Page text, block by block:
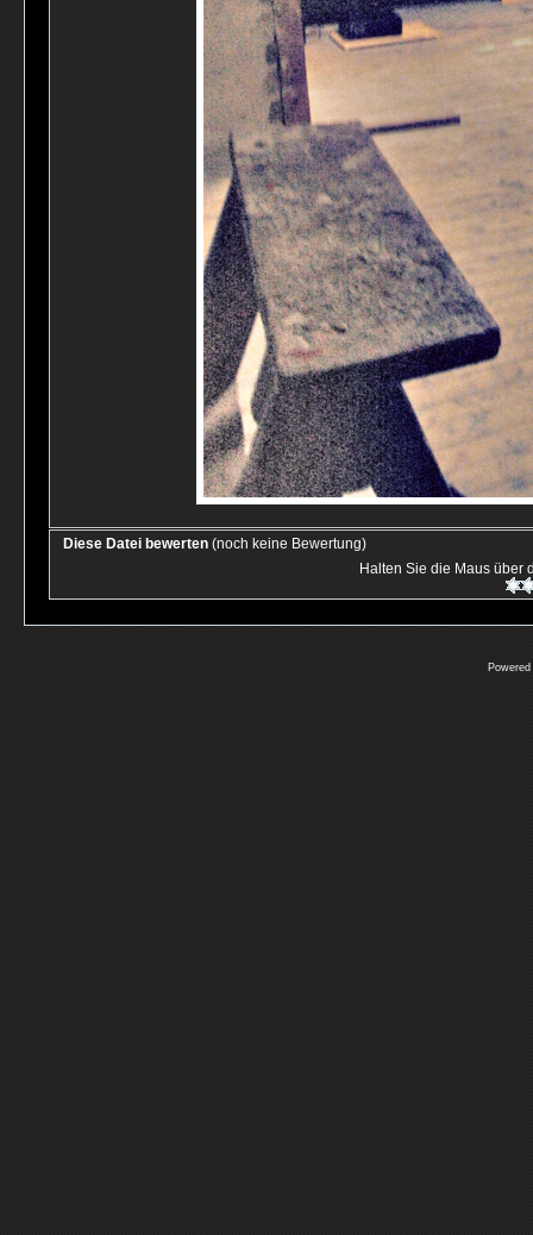
Diese Datei bewerten (noch keine Bewertung)
Halten Sie die Maus über